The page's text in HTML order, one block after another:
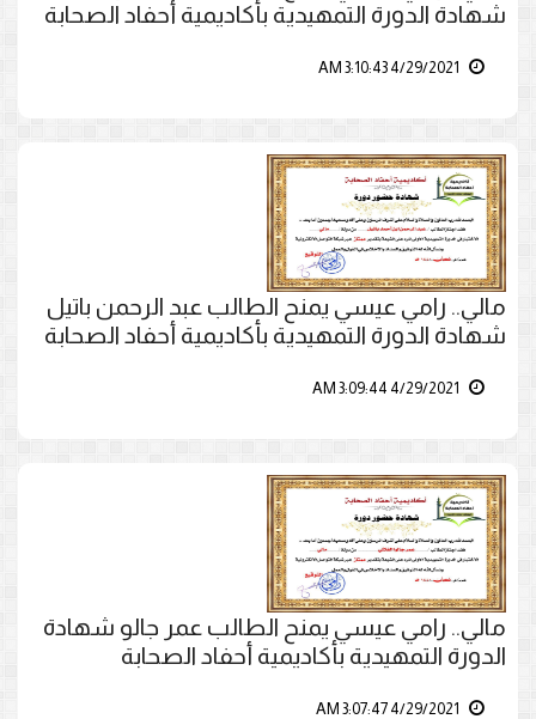
شهادة الدورة التمهيدية بأكاديمية أحفاد الصحابة
مالي.. رامي عيسي يمنح الطالب عبد الرحمن باتيل
شهادة الدورة التمهيدية بأكاديمية أحفاد الصحابة
مالي.. رامي عيسي يمنح الطالب عمر جالو شهادة
الدورة التمهيدية بأكاديمية أحفاد الصحابة